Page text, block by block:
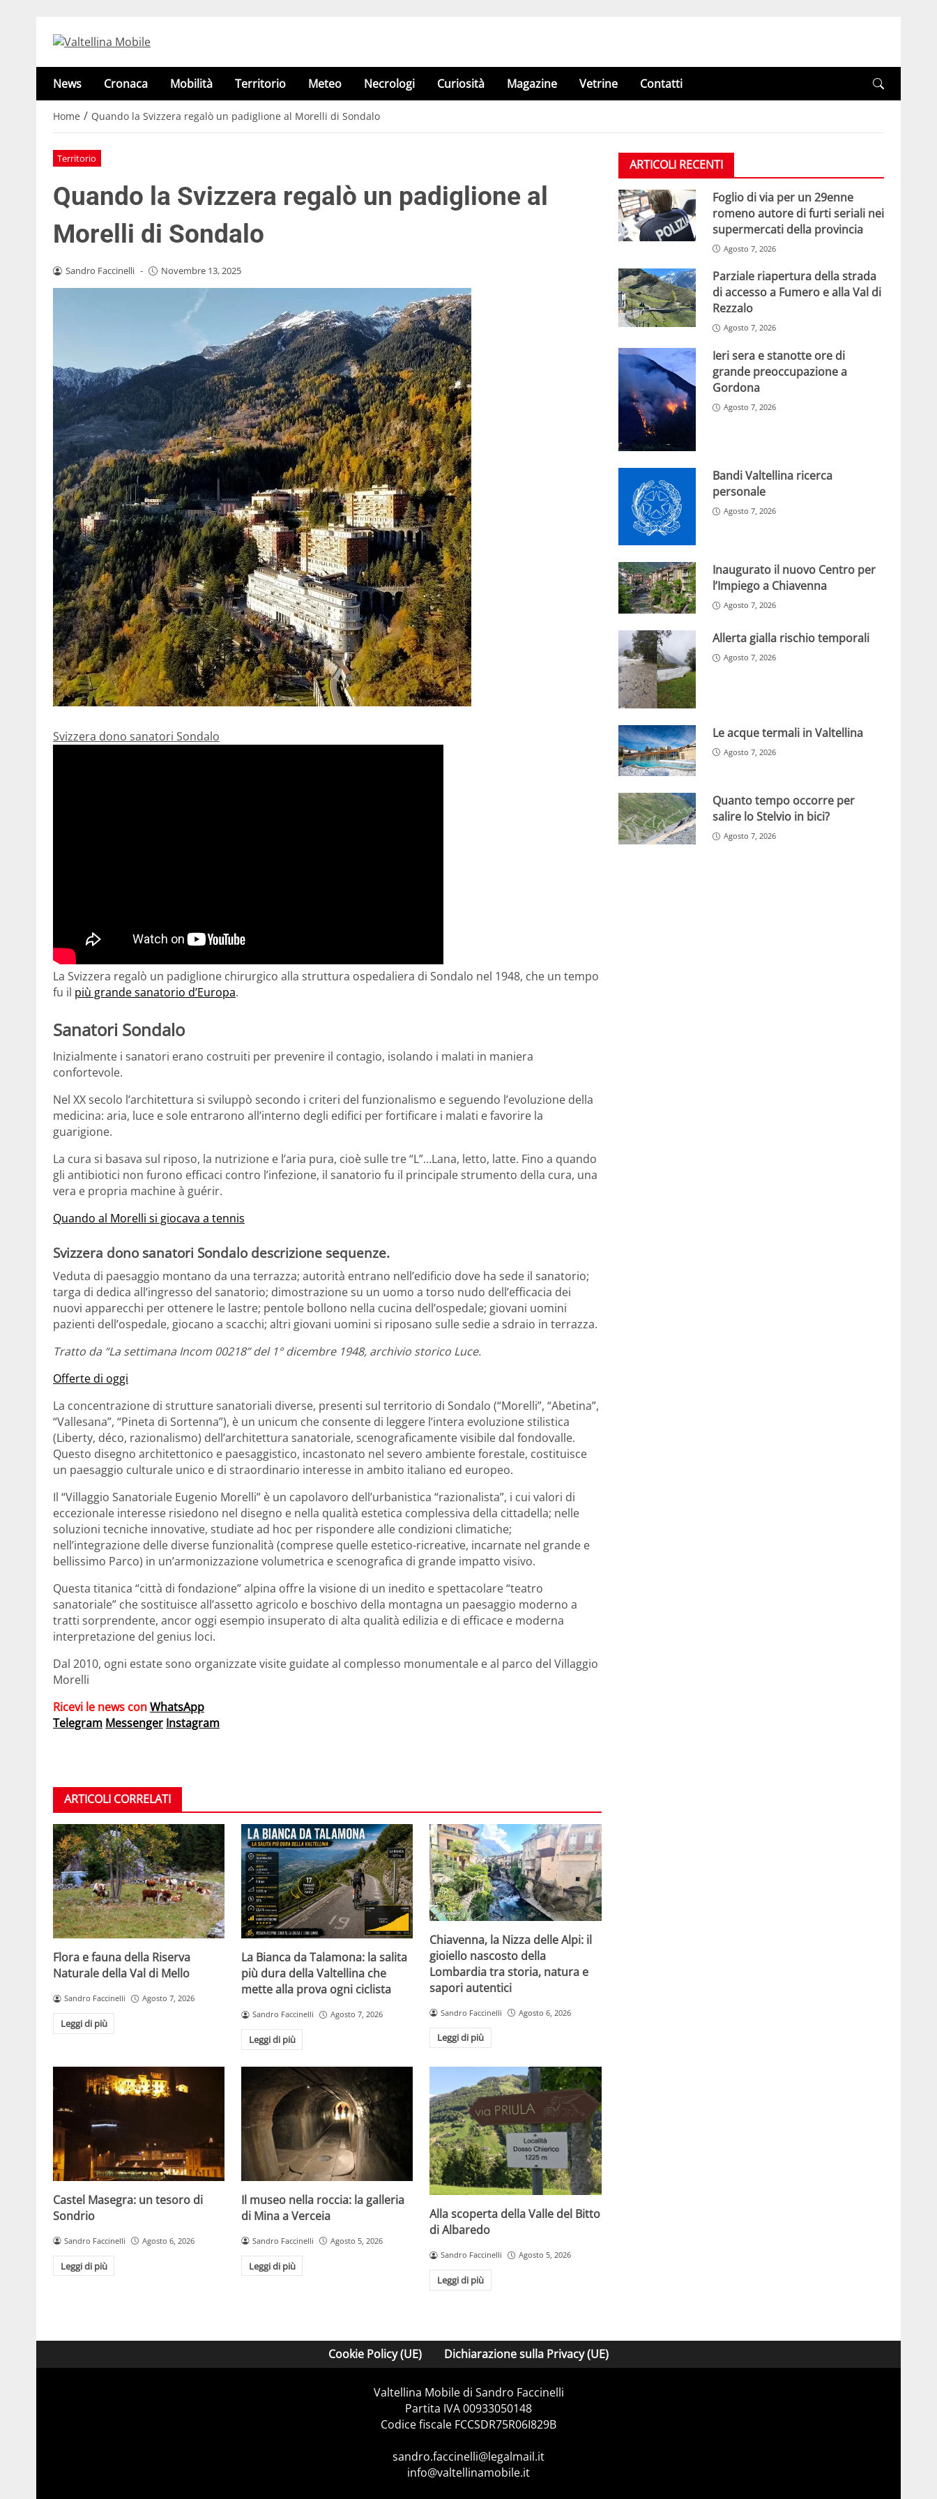
News Cronaca Mobilità Territorio Meteo Necrologi Curiosità Magazine Vetrine Contatti
Home / Quando la Svizzera regalò un padiglione al Morelli di Sondalo
Territorio
Quando la Svizzera regalò un padiglione al
Morelli di Sondalo
Sandro Faccinelli - Novembre 13, 2025
Svizzera dono sanatori Sondalo
La Svizzera regalò un padiglione chirurgico alla struttura ospedaliera di Sondalo nel 1948, che un tempo
fu il più grande sanatorio d’Europa.
Sanatori Sondalo
Inizialmente i sanatori erano costruiti per prevenire il contagio, isolando i malati in maniera
confortevole.
Nel XX secolo l’architettura si sviluppò secondo i criteri del funzionalismo e seguendo l’evoluzione della
medicina: aria, luce e sole entrarono all’interno degli edifici per fortificare i malati e favorire la
guarigione.
La cura si basava sul riposo, la nutrizione e l’aria pura, cioè sulle tre “L”…Lana, letto, latte. Fino a quando
gli antibiotici non furono efficaci contro l’infezione, il sanatorio fu il principale strumento della cura, una
vera e propria machine à guérir.
Quando al Morelli si giocava a tennis
Svizzera dono sanatori Sondalo descrizione sequenze.
Veduta di paesaggio montano da una terrazza; autorità entrano nell’edificio dove ha sede il sanatorio;
targa di dedica all’ingresso del sanatorio; dimostrazione su un uomo a torso nudo dell’efficacia dei
nuovi apparecchi per ottenere le lastre; pentole bollono nella cucina dell’ospedale; giovani uomini
pazienti dell’ospedale, giocano a scacchi; altri giovani uomini si riposano sulle sedie a sdraio in terrazza.
Tratto da “La settimana Incom 00218” del 1° dicembre 1948, archivio storico Luce.
Offerte di oggi
La concentrazione di strutture sanatoriali diverse, presenti sul territorio di Sondalo (“Morelli”, “Abetina”,
“Vallesana”, “Pineta di Sortenna”), è un unicum che consente di leggere l’intera evoluzione stilistica
(Liberty, déco, razionalismo) dell’architettura sanatoriale, scenograficamente visibile dal fondovalle.
Questo disegno architettonico e paesaggistico, incastonato nel severo ambiente forestale, costituisce
un paesaggio culturale unico e di straordinario interesse in ambito italiano ed europeo.
Il “Villaggio Sanatoriale Eugenio Morelli” è un capolavoro dell’urbanistica “razionalista”, i cui valori di
eccezionale interesse risiedono nel disegno e nella qualità estetica complessiva della cittadella; nelle
soluzioni tecniche innovative, studiate ad hoc per rispondere alle condizioni climatiche;
nell’integrazione delle diverse funzionalità (comprese quelle estetico-ricreative, incarnate nel grande e
bellissimo Parco) in un’armonizzazione volumetrica e scenografica di grande impatto visivo.
Questa titanica “città di fondazione” alpina offre la visione di un inedito e spettacolare “teatro
sanatoriale” che sostituisce all’assetto agricolo e boschivo della montagna un paesaggio moderno a
tratti sorprendente, ancor oggi esempio insuperato di alta qualità edilizia e di efficace e moderna
interpretazione del genius loci.
Dal 2010, ogni estate sono organizzate visite guidate al complesso monumentale e al parco del Villaggio
Morelli
Ricevi le news conWhatsApp
Telegram Messenger Instagram
ARTICOLI CORRELATI
Flora e fauna della Riserva
Naturale della Val di Mello
Sandro Faccinelli Agosto 7, 2026
Leggi di più
La Bianca da Talamona: la salita
più dura della Valtellina che
mette alla prova ogni ciclista
Sandro Faccinelli Agosto 7, 2026
Leggi di più
Chiavenna, la Nizza delle Alpi: il
gioiello nascosto della
Lombardia tra storia, natura e
sapori autentici
Sandro Faccinelli Agosto 6, 2026
Leggi di più
Castel Masegra: un tesoro di
Sondrio
Sandro Faccinelli Agosto 6, 2026
Leggi di più
Il museo nella roccia: la galleria
di Mina a Verceia
Sandro Faccinelli Agosto 5, 2026
Leggi di più
Alla scoperta della Valle del Bitto
di Albaredo
Sandro Faccinelli Agosto 5, 2026
Leggi di più
ARTICOLI RECENTI
Foglio di via per un 29enne
romeno autore di furti seriali nei
supermercati della provincia
Agosto 7, 2026
Parziale riapertura della strada
di accesso a Fumero e alla Val di
Rezzalo
Agosto 7, 2026
Ieri sera e stanotte ore di
grande preoccupazione a
Gordona
Agosto 7, 2026
Bandi Valtellina ricerca
personale
Agosto 7, 2026
Inaugurato il nuovo Centro per
l’Impiego a Chiavenna
Agosto 7, 2026
Allerta gialla rischio temporali
Agosto 7, 2026
Le acque termali in Valtellina
Agosto 7, 2026
Quanto tempo occorre per
salire lo Stelvio in bici?
Agosto 7, 2026
Cookie Policy (UE) Dichiarazione sulla Privacy (UE)
Valtellina Mobile di Sandro Faccinelli
Partita IVA 00933050148
Codice fiscale FCCSDR75R06I829B
sandro.faccinelli@legalmail.it
info@valtellinamobile.it